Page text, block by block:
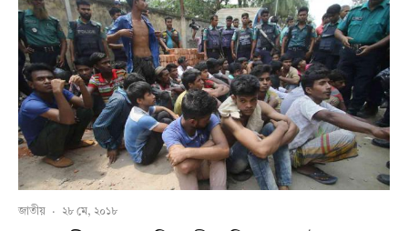
জাতীয় · ২৮ মে, ২০১৮